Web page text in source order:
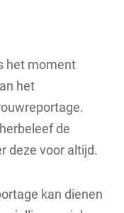
het moment
het
de
deze voor altijd.
kan dienen